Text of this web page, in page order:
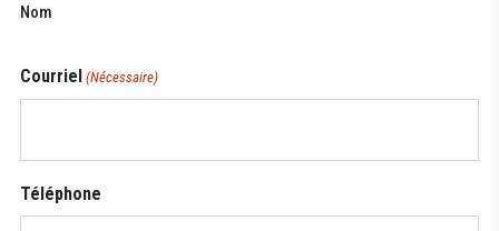
Nom
Courriel (Nécessaire)
Téléphone